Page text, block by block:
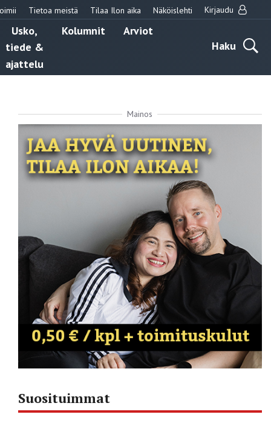
Tietoa meistä Tilaa Ilon aika Näköislehti Kirjaudu
Usko,
tiede &
ajattelu
Kolumnit
Arviot
Haku
Mainos
Suosituimmat